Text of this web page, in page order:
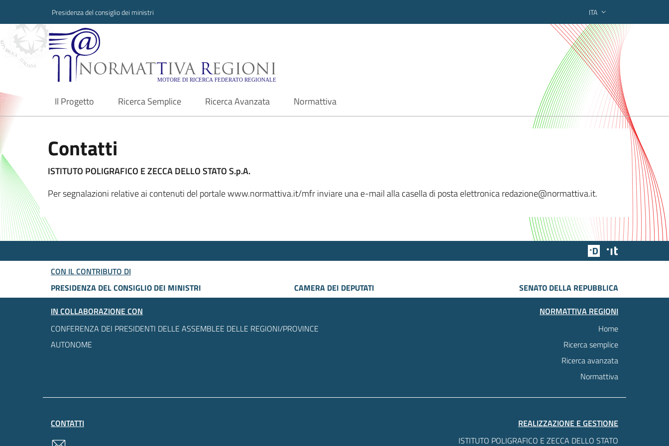
Presidenza del consiglio dei ministri ITA
Normattiva Regioni - Motore di ricerca federato regionale
Il Progetto
current Ricerca Semplice Ricerca Avanzata Normattiva
Contatti
ISTITUTO POLIGRAFICO E ZECCA DELLO STATO S.p.A.
Per segnalazioni relative ai contenuti del portale www.normattiva.it/mfr inviare una e-mail alla casella di posta elettronica redazione@normattiva.it.
Team Digitale
CON IL CONTRIBUTO DI
PRESIDENZA DEL CONSIGLIO DEI MINISTRI
CAMERA DEI DEPUTATI
SENATO DELLA REPUBBLICA
IN COLLABORAZIONE CON
CONFERENZA DEI PRESIDENTI DELLE ASSEMBLEE DELLE REGIONI/PROVINCE
AUTONOME
NORMATTIVA REGIONI
Home
Ricerca semplice
Ricerca avanzata
Normattiva
CONTATTI
REALIZZAZIONE E GESTIONE
ISTITUTO POLIGRAFICO E ZECCA DELLO STATO